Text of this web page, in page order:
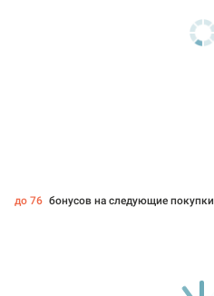
до 76 бонусов на следующие покупки